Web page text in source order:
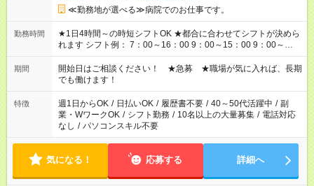
≪勤務地が選べる≫病院でのお仕事です。
勤務時間
★1日4時間～の時短シフトOK ★都合に合わせてシフトが決めら
れます シフト例： 7：00～16：00 9：00～15：00 9：00～
18：00 11：00～20：00 など ※Wワークの場合、他のお仕事と
合わせ週40時間超の就業はご案内できません ※法令に基づき、
週20時間以上勤務は社会保険への加入対象となります ※労働者
派遣法（日雇い派遣の原則禁止）により、短時間・短期間の就
業はご案内が難しい場合があります
期間
開始日はご相談ください！ ★急募 ★職場が気に入れば、長期
でも働けます！
特徴 週1日からOK / 日払いOK / 履歴書不要 / 40～50代活躍中 / 副
業・WワークOK / シフト勤務 / 10名以上の大量募集 / 電話対応
なし / パソコンスキル不要
気になる！ 応募する 詳細へ